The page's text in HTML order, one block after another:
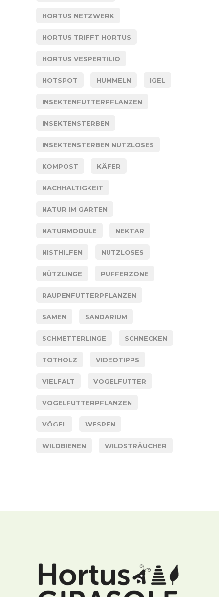
HORTUS NETZWERK
HORTUS TRIFFT HORTUS
HORTUS VESPERTILIO
HOTSPOT HUMMELN IGEL
INSEKTENFUTTERPFLANZEN
INSEKTENSTERBEN
INSEKTENSTERBEN NUTZLOSES
KOMPOST KÄFER
NACHHALTIGKEIT
NATUR IM GARTEN
NATURMODULE NEKTAR
NISTHILFEN NUTZLOSES
NÜTZLINGE PUFFERZONE
RAUPENFUTTERPFLANZEN
SAMEN SANDARIUM
SCHMETTERLINGE SCHNECKEN
TOTHOLZ VIDEOTIPPS
VIELFALT VOGELFUTTER
VOGELFUTTERPFLANZEN
VÖGEL WESPEN
WILDBIENEN WILDSTRÄUCHER